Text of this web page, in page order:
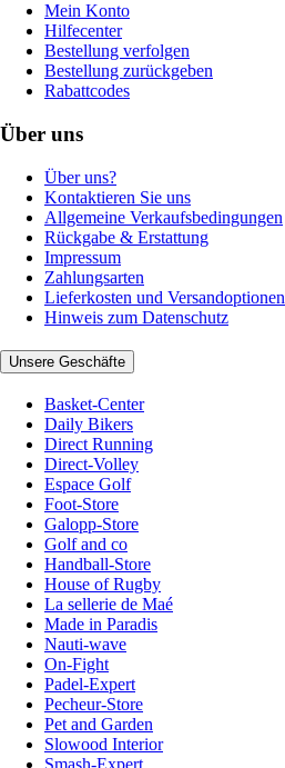
Mein Konto
Hilfecenter
Bestellung verfolgen
Bestellung zurückgeben
Rabattcodes
Über uns
Über uns?
Kontaktieren Sie uns
Allgemeine Verkaufsbedingungen
Rückgabe & Erstattung
Impressum
Zahlungsarten
Lieferkosten und Versandoptionen
Hinweis zum Datenschutz
Unsere Geschäfte
Basket-Center
Daily Bikers
Direct Running
Direct-Volley
Espace Golf
Foot-Store
Galopp-Store
Golf and co
Handball-Store
House of Rugby
La sellerie de Maé
Made in Paradis
Nauti-wave
On-Fight
Padel-Expert
Pecheur-Store
Pet and Garden
Slowood Interior
Smash-Expert